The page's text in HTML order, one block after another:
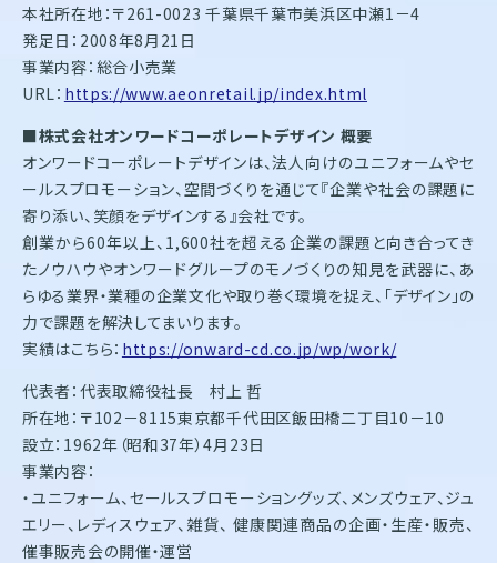
本社所在地：〒261-0023 千葉県千葉市美浜区中瀬1－4
発足日：2008年8月21日
事業内容：総合小売業
URL： https://www.aeonretail.jp/index.html
■株式会社オンワードコーポレートデザイン 概要
オンワードコーポレートデザインは、法人向けのユニフォームやセ
ールスプロモーション、空間づくりを通じて『企業や社会の課題に
寄り添い、笑顔をデザインする』会社です。
創業から60年以上、1,600社を超える企業の課題と向き合ってき
たノウハウやオンワードグループのモノづくりの知見を武器に、あ
らゆる業界・業種の企業文化や取り巻く環境を捉え、「デザイン」の
力で課題を解決してまいります。
実績はこちら： https://onward-cd.co.jp/wp/work/
代表者：代表取締役社長 村上 哲
所在地：〒102－8115東京都千代田区飯田橋二丁目10－10
設立：1962年（昭和37年）4月23日
事業内容：
・ユニフォーム、セールスプロモーショングッズ、メンズウェア、ジュ
エリー、レディスウェア、雑貨、 健康関連商品の企画・生産・販売、
催事販売会の開催・運営